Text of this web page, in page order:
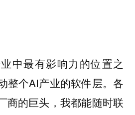
中最有影响力的位置之
整个AI产业的软件层。各
商的巨头，我都能随时联